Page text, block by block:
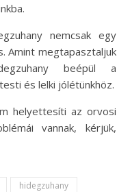
nemcsak egy
Amint megtapasztaljuk
beépül a
és lelki jólétünkhöz.
helyettesíti az orvosi
vannak, kérjük,
hidegzuhany